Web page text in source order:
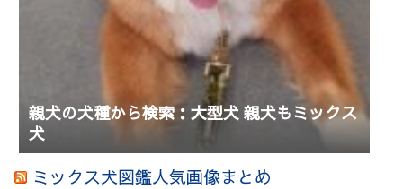
親犬の犬種から検索：大型犬 親犬もミックス
犬
ミックス犬図鑑人気画像まとめ